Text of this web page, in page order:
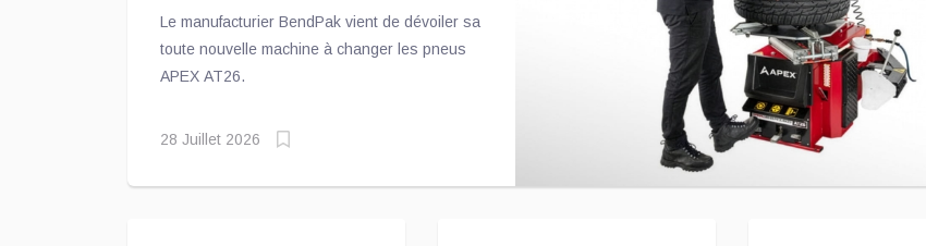
AT26
Le manufacturier BendPak vient de dévoiler sa
toute nouvelle machine à changer les pneus
APEX AT26.
28 Juillet 2026